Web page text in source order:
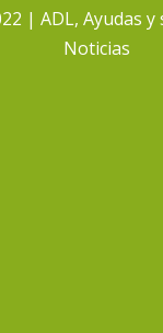
ADL,Ayudas y
Noticias